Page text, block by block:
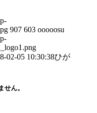
907 603 ooooosu
02-05 10:30:38ひが
せん。